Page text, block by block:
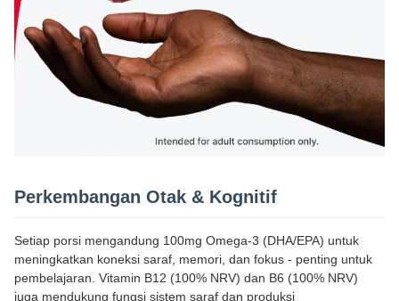
Perkembangan Otak & Kognitif
Setiap porsi mengandung 100mg Omega-3 (DHA/EPA) untuk
meningkatkan koneksi saraf, memori, dan fokus - penting untuk
pembelajaran. Vitamin B12 (100% NRV) dan B6 (100% NRV)
juga mendukung fungsi sistem saraf dan produksi